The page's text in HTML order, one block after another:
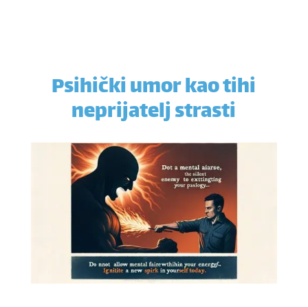
Psihički umor kao tihi
neprijatelj strasti